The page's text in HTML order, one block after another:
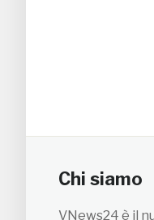
Chi siamo
VNews24 è il